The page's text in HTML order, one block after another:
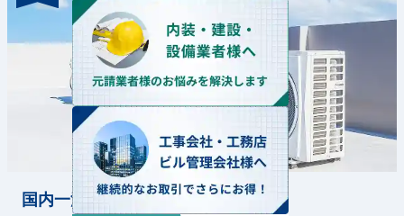
国内一流メーカーを即納態勢で